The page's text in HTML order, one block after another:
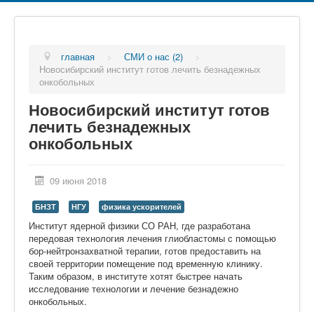
главная > СМИ о нас (2)
>
Новосибирский институт готов лечить безнадежных
онкобольных
Новосибирский институт готов
лечить безнадежных
онкобольных
09 июня 2018
БНЗТ НГУ физика ускорителей
Институт ядерной физики СО РАН, где разработана
передовая технология лечения глиобластомы с помощью
бор-нейтронзахватной терапии, готов предоставить на
своей территории помещение под временную клинику.
Таким образом, в институте хотят быстрее начать
исследование технологии и лечение безнадежно
онкобольных.